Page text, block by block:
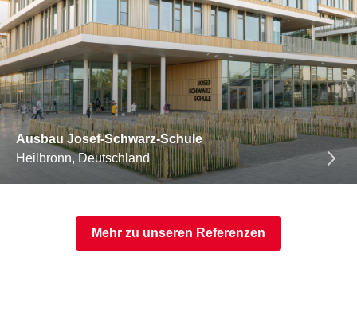
Ausbau Josef-Schwarz-Schule
Heilbronn, Deutschland
Mehr zu unseren Referenzen